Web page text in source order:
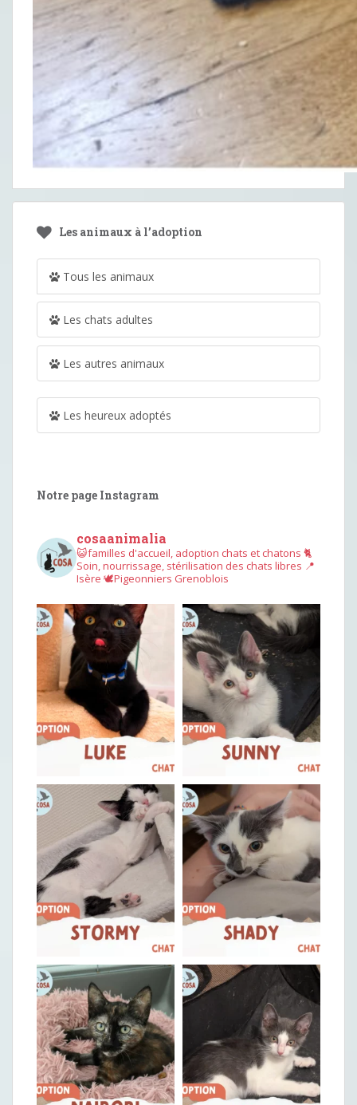
Les animaux à l’adoption
Tous les animaux
Les chats adultes
Les autres animaux
Les heureux adoptés
Notre page Instagram
cosaanimalia
😺familles d'accueil, adoption chats et chatons 🐈
Soin, nourrissage, stérilisation des chats libres 📍
Isère 🕊︎Pigeonniers Grenoblois